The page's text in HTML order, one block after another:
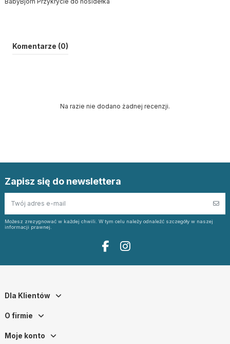
Komentarze (0)
Na razie nie dodano żadnej recenzji.
Zapisz się do newslettera
Możesz zrezygnować w każdej chwili. W tym celu należy odnaleźć szczegóły w naszej
informacji prawnej.
Dla Klientów
O firmie
Moje konto